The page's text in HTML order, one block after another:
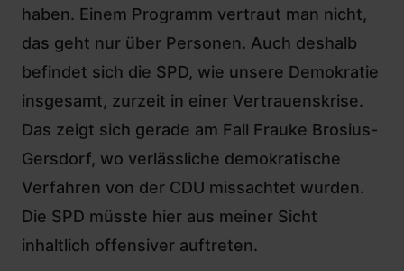
haben. Einem Programm vertraut man nicht,
das geht nur über Personen. Auch deshalb
befindet sich die SPD, wie unsere Demokratie
insgesamt, zurzeit in einer Vertrauenskrise.
Das zeigt sich gerade am Fall Frauke Brosius-
Gersdorf, wo verlässliche demokratische
Verfahren von der CDU missachtet wurden.
Die SPD müsste hier aus meiner Sicht
inhaltlich offensiver auftreten.